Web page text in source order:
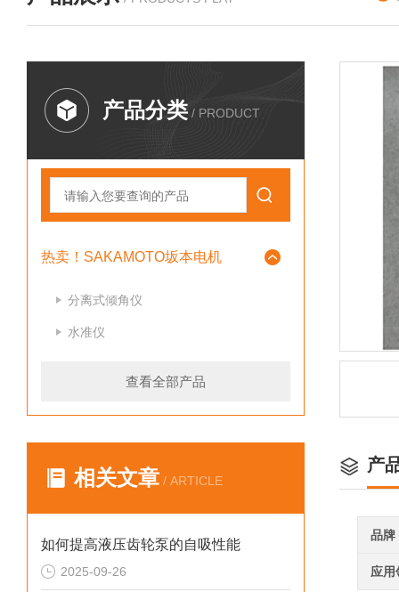
产品分类 / PRODUCT
热卖！SAKAMOTO坂本电机
分离式倾角仪
水准仪
查看全部产品
相关文章 / ARTICLE
如何提高液压齿轮泵的自吸性能
2025-09-26
产
品牌
应用